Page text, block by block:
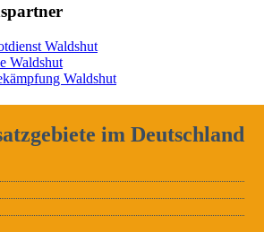
Waldshut
Waldshut
Waldshut
im Deutschland